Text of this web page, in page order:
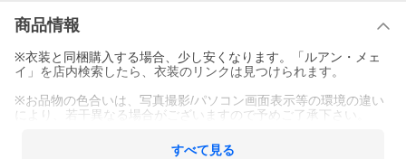
商品情報
※衣装と同梱購入する場合、少し安くなります。「ルアン・メェ
イ」を店内検索したら、衣装のリンクは見つけられます。
※お品物の色合いは、写真撮影/パソコン画面表示等の環境の違い
により、若干異なる場合がございますので予めご了承下さい。
すべて見る